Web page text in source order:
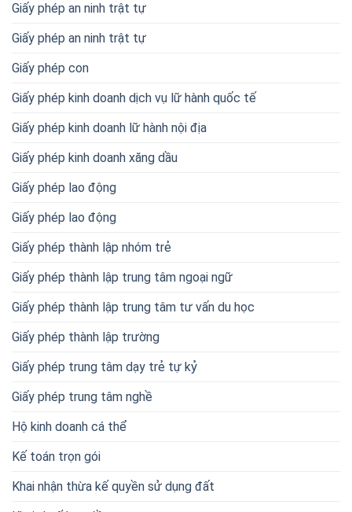
Giấy phép an ninh trật tự
Giấy phép an ninh trật tự
Giấy phép con
Giấy phép kinh doanh dịch vụ lữ hành quốc tế
Giấy phép kinh doanh lữ hành nội địa
Giấy phép kinh doanh xăng dầu
Giấy phép lao động
Giấy phép lao động
Giấy phép thành lập nhóm trẻ
Giấy phép thành lập trung tâm ngoại ngữ
Giấy phép thành lập trung tâm tư vấn du học
Giấy phép thành lập trường
Giấy phép trung tâm dạy trẻ tự kỷ
Giấy phép trung tâm nghề
Hộ kinh doanh cá thể
Kế toán trọn gói
Khai nhận thừa kế quyền sử dụng đất